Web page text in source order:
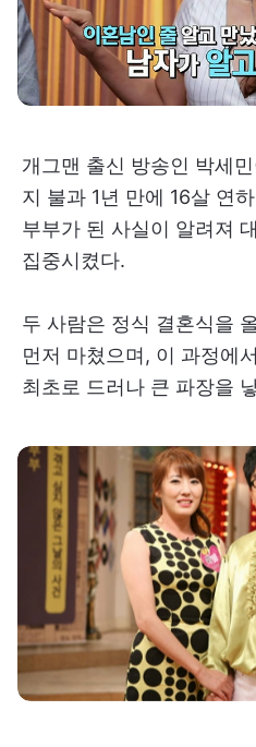
개그맨 출신 방송인 박세
지 불과 1년 만에 16살 연
부부가 된 사실이 알려져
집중시켰다.
두 사람은 정식 결혼식을
먼저 마쳤으며, 이 과정에
최초로 드러나 큰 파장을